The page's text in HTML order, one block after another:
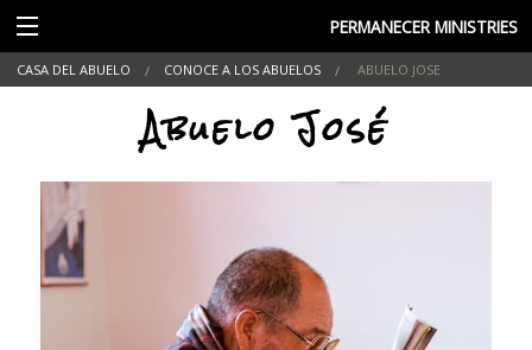
PERMANECER MINISTRIES
CASA DEL ABUELO CONOCE A LOS ABUELOS ABUELO JOSE
Abuelo José